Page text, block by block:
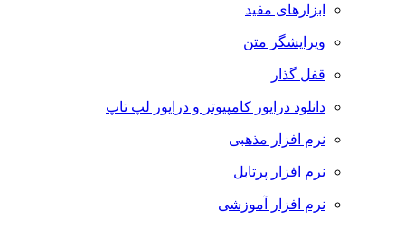
ابزارهای مفید
ویرایشگر متن
قفل گذار
دانلود درایور کامپیوتر و درایور لپ تاپ
نرم افزار مذهبی
نرم افزار پرتابل
نرم افزار آموزشی